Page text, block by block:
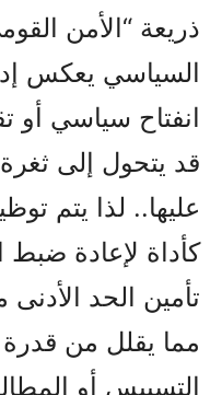
ذريعة “الأمن
السياسي يعكس
انفتاح سياسي أو
قد يتحول إلى
عليها.. لذا يتم
كأداة لإعادة
تأمين الحد الأدنى
مما يقلل من قدرة
التسييس أو